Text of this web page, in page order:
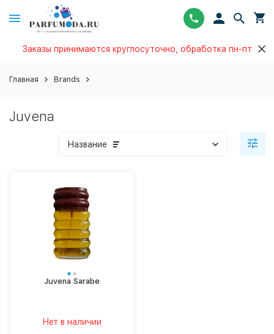
Заказы принимаются круглосуточно, обработка пн-пт
Главная Brands
Juvena
Название
Juvena Sarabe
Нет в наличии